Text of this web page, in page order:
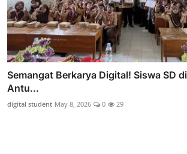
Semangat Berkarya Digital! Siswa SD
Antu...
digital student May 8, 2026 0 29